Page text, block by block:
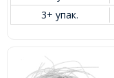
3+ упак.